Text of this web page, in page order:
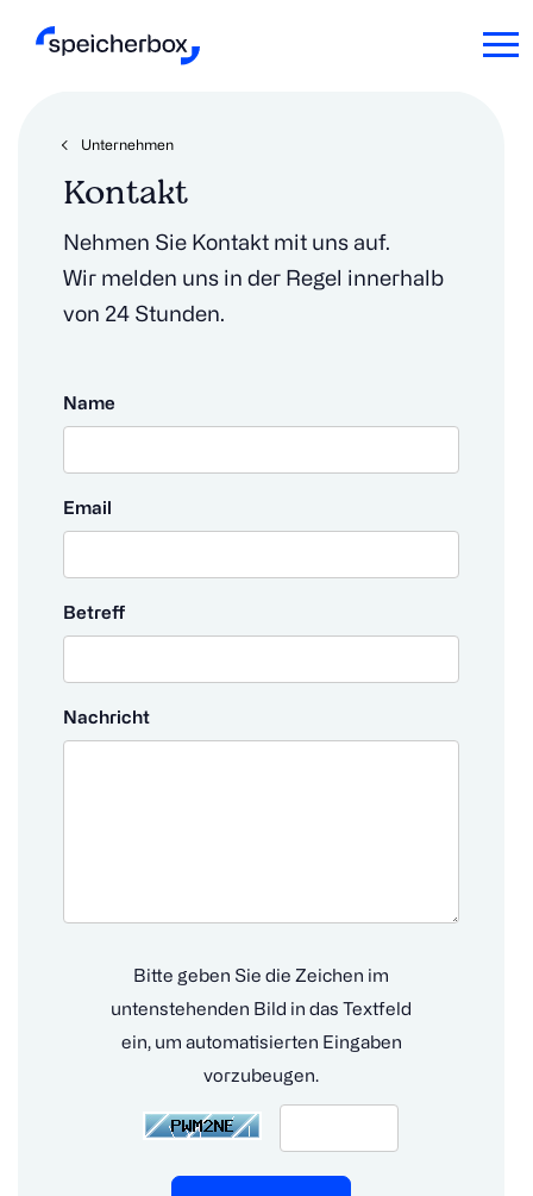
Unternehmen
Kontakt
Nehmen Sie Kontakt mit uns auf.
Wir melden uns in der Regel innerhalb
von 24 Stunden.
Name
Email
Betreff
Nachricht
Bitte geben Sie die Zeichen im
untenstehenden Bild in das Textfeld
ein, um automatisierten Eingaben
vorzubeugen.